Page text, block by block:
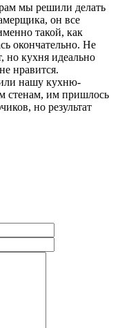
мы решили делать
он все
такой, как
окончательно. Не
но кухня идеально
нравится.
нашу кухню-
стенам, им пришлось
но результат